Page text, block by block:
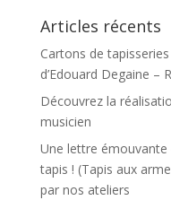
Articles récents
Cartons de
d’Edouard Degaine –
Découvrez la
musicien
Une lettre
tapis ! (Tapis aux
par nos ateliers